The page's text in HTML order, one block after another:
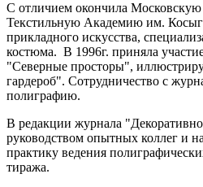
С отличием окончила Московскую
Текстильную Академию им.
прикладного искусства,
костюма. В 1996г. приняла
"Северные просторы",
гардероб". Сотрудничество с
полиграфию.
В редакции журнала
руководством опытных коллег и
практику ведения
тиража.